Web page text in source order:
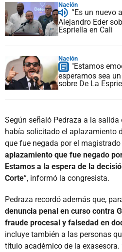
Nación
“Es un nuevo
Alejandro Eder
Espriella en Cali
Nación
"Estamos
esperamos sea
sobre De La
Según señaló Pedraza a la
había solicitado el aplazamiento
que fue negada por el magistrado
aplazamiento que fue negado
Estamos a la espera de la
Corte”, informó la congresista.
Pedraza recordó además que,
denuncia penal en curso contra
fraude procesal y falsedad en
incluye también a las personas
título académico de la exasesora.